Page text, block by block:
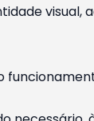
visual,